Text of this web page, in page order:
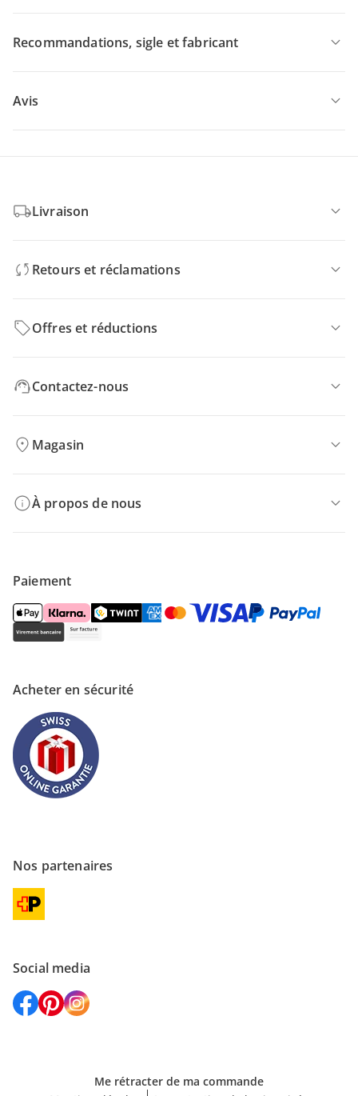
Recommandations, sigle et fabricant
Avis
Livraison
Retours et réclamations
Offres et réductions
Contactez-nous
Magasin
À propos de nous
Paiement
Acheter en sécurité
Nos partenaires
Social media
Me rétracter de ma commande